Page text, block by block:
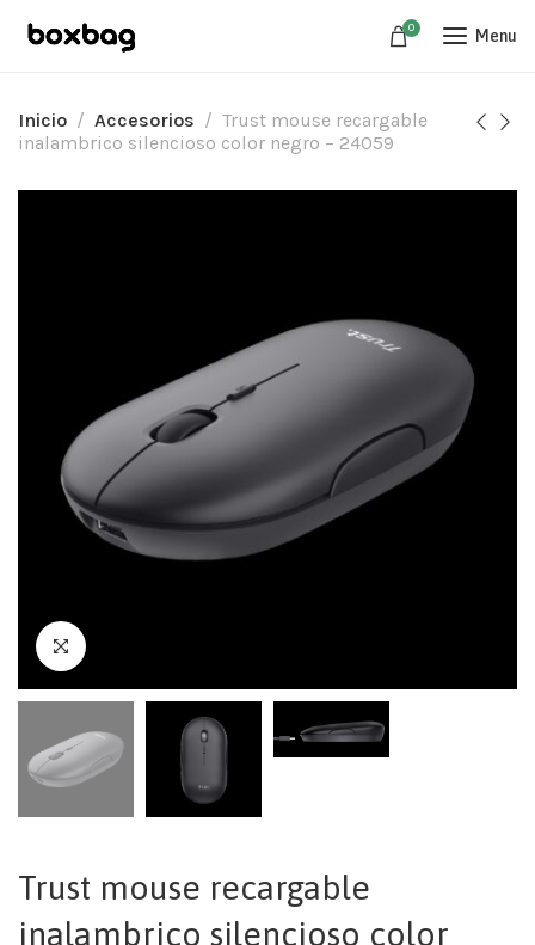
0 Menu
Inicio Accesorios
Trust mouse recargable
inalambrico silencioso color negro – 24059
Trust mouse recargable
inalambrico silencioso color